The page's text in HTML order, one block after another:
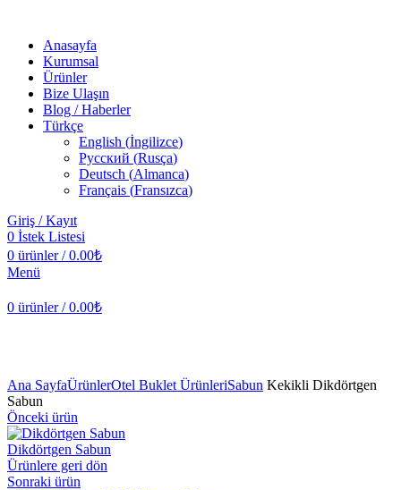
Anasayfa
Kurumsal
Ürünler
Bize Ulaşın
Blog / Haberler
Türkçe
English (İngilizce)
Русский (Rusça)
Deutsch (Almanca)
Français (Fransızca)
Giriş / Kayıt
0 İstek Listesi
0 ürünler / 0.00₺
Menü
0 ürünler / 0.00₺
Ana SayfaÜrünlerOtel Buklet ÜrünleriSabun Kekikli Dikdörtgen
Sabun
Önceki ürün
Dikdörtgen Sabun
Ürünlere geri dön
Sonraki ürün